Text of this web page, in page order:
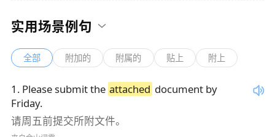
实用场景例句
全部 附加的 附属的 贴上 附上
1 . Please submit the attached document by
Friday.
请周五前提交所附文件。